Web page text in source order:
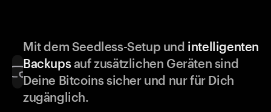
Mit dem Seedless-Setup und intelligenten
Backupsauf zusätzlichen Geräten sind
Deine Bitcoins sicher und nur für Dich
zugänglich.